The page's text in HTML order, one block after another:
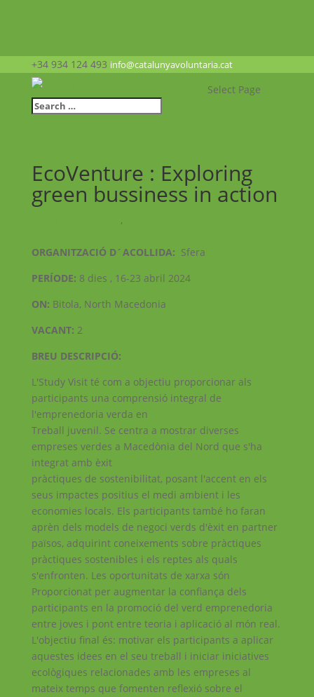
+34 934 124 493 info@catalunyavoluntaria.cat
Select Page
EcoVenture : Exploring
green bussiness in action
,
ORGANITZACIÓ D´ACOLLIDA: Sfera
PERÍODE: 8 dies , 16-23 abril 2024
ON: Bitola, North Macedonia
VACANT: 2
BREU DESCRIPCIÓ:
L'Study Visit té com a objectiu proporcionar als
participants una comprensió integral de
l'emprenedoria verda en
Treball juvenil. Se centra a mostrar diverses
empreses verdes a Macedònia del Nord que s'ha
integrat amb èxit
pràctiques de sostenibilitat, posant l'accent en els
seus impactes positius el medi ambient i les
economies locals. Els participants també ho faran
aprèn dels models de negoci verds d'èxit en partner
països, adquirint coneixements sobre pràctiques
pràctiques sostenibles i els reptes als quals
s'enfronten. Les oportunitats de xarxa són
Proporcionat per augmentar la confiança dels
participants en la promoció del verd emprenedoria
entre joves i pont entre teoria i aplicació al món real.
L'objectiu final és: motivar els participants a aplicar
aquestes idees en el seu treball i iniciar iniciatives
ecològiques relacionades amb les empreses al
mateix temps que fomenten reflexió sobre el